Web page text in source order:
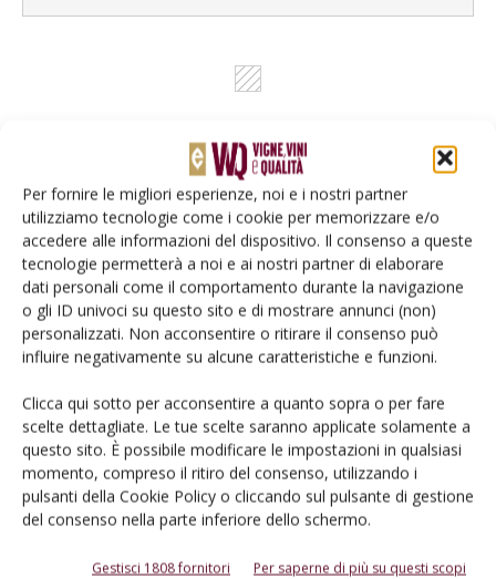
Per fornire le migliori esperienze, noi e i nostri partner
utilizziamo tecnologie come i cookie per memorizzare e/o
accedere alle informazioni del dispositivo. Il consenso a queste
tecnologie permetterà a noi e ai nostri partner di elaborare
dati personali come il comportamento durante la navigazione
o gli ID univoci su questo sito e di mostrare annunci (non)
personalizzati. Non acconsentire o ritirare il consenso può
influire negativamente su alcune caratteristiche e funzioni.
Clicca qui sotto per acconsentire a quanto sopra o per fare
scelte dettagliate. Le tue scelte saranno applicate solamente a
questo sito. È possibile modificare le impostazioni in qualsiasi
momento, compreso il ritiro del consenso, utilizzando i
pulsanti della Cookie Policy o cliccando sul pulsante di gestione
del consenso nella parte inferiore dello schermo.
Gestisci 1808 fornitori Per saperne di più su questi scopi
Rimani aggiornato sul mondo
dell’agricoltura
Iscriviti alle nostre newsletter